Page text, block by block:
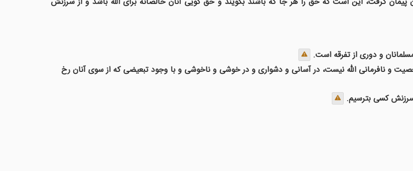
و دوری از تفرقه است.
و نافرمانی الله نیست، در آسانی و دشواری و در خوشی و ناخوشی و با وجود تبعیضی که از سوی آنان رخ
سرزنش کسی بترسیم.